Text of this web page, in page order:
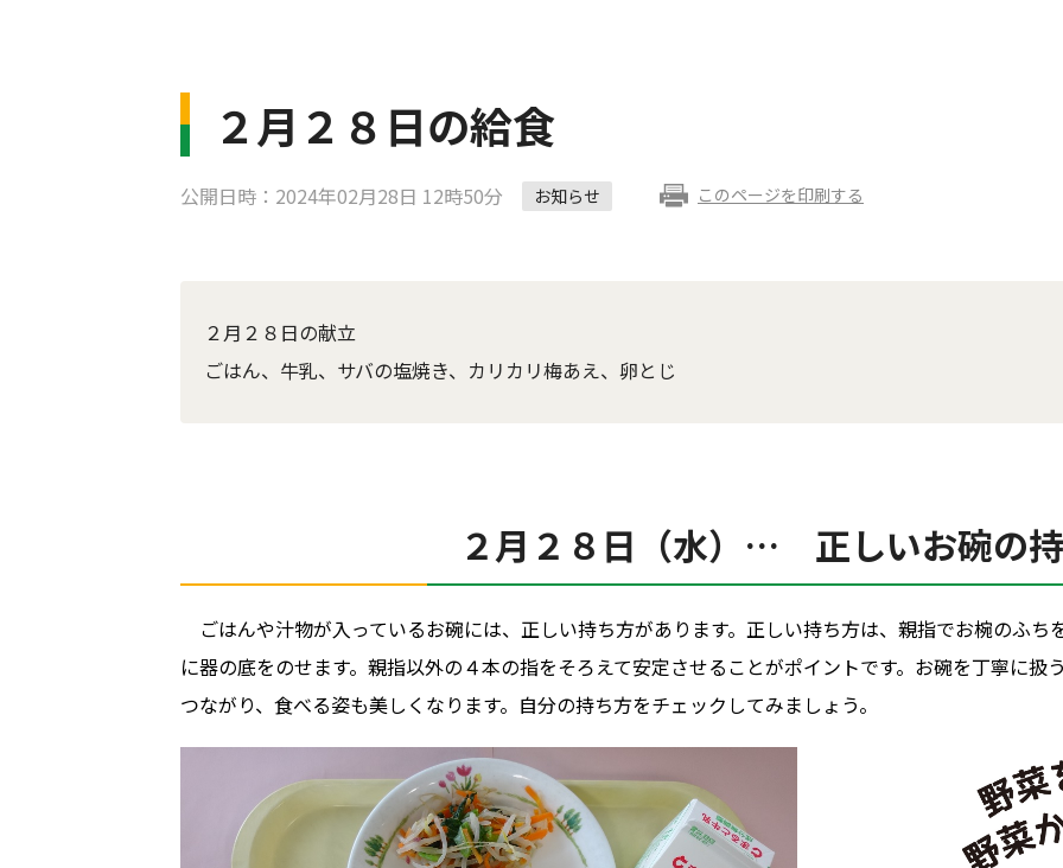
２月２８日の給食
公開日時：2024年02月28日 12時50分 お知らせ このページを印刷する
２月２８日の献立
ごはん、牛乳、サバの塩焼き、カリカリ梅あえ、卵とじ
２月２８日（水）… 正しいお碗の
ごはんや汁物が入っているお碗には、正しい持ち方があります。正しい持ち方は、親指でお椀のふ
に器の底をのせます。親指以外の４本の指をそろえて安定させることがポイントです。お碗を丁寧に
つながり、食べる姿も美しくなります。自分の持ち方をチェックしてみましょう。